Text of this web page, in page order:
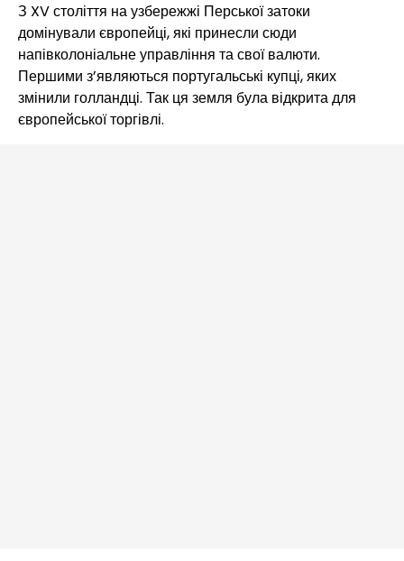
З XV століття на узбережжі Перської затоки
домінували європейці, які принесли сюди
напівколоніальне управління та свої валюти.
Першими з’являються португальські купці, яких
змінили голландці. Так ця земля була відкрита для
європейської торгівлі.